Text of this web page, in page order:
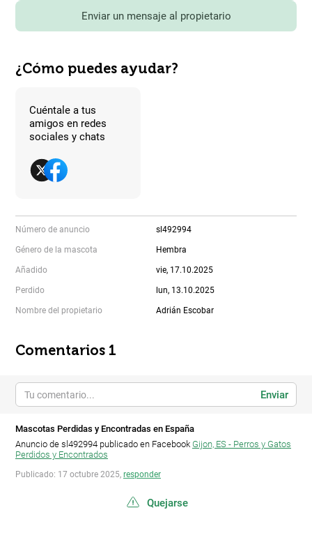
Enviar un mensaje al propietario
¿Cómo puedes ayudar?
Cuéntale a tus
amigos en redes
sociales y chats
Número de anuncio sl492994
Género de la mascota Hembra
Añadido vie, 17.10.2025
Perdido lun, 13.10.2025
Nombre del propietario Adrián Escobar
Comentarios 1
Enviar
Mascotas Perdidas y Encontradas en España
Anuncio de sl492994 publicado en Facebook Gijon, ES - Perros y Gatos
Perdidos y Encontrados
Publicado: 17 octubre 2025, responder
Quejarse